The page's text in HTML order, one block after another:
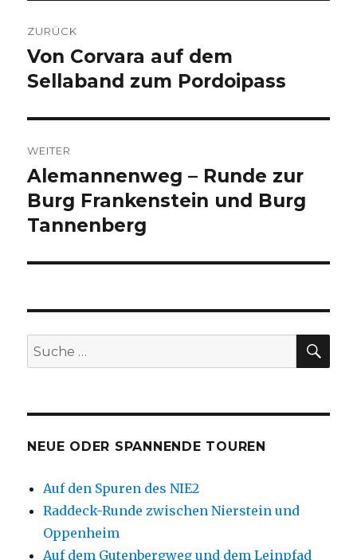
ZURÜCK
Vorheriger
Beitrag:
Von Corvara auf dem
Sellaband zum Pordoipass
WEITER
Nächster
Beitrag:
Alemannenweg – Runde zur
Burg Frankenstein und Burg
Tannenberg
Suche
nach:
NEUE ODER SPANNENDE TOUREN
Auf den Spuren des NIE2
Raddeck-Runde zwischen Nierstein und
Oppenheim
Auf dem Gutenbergweg und dem Leinpfad